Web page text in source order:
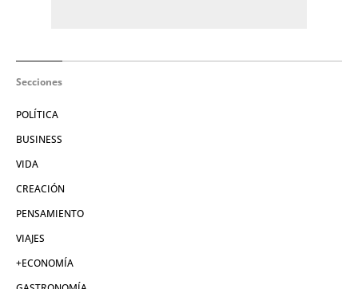
Secciones
POLÍTICA
BUSINESS
VIDA
CREACIÓN
PENSAMIENTO
VIAJES
+ECONOMÍA